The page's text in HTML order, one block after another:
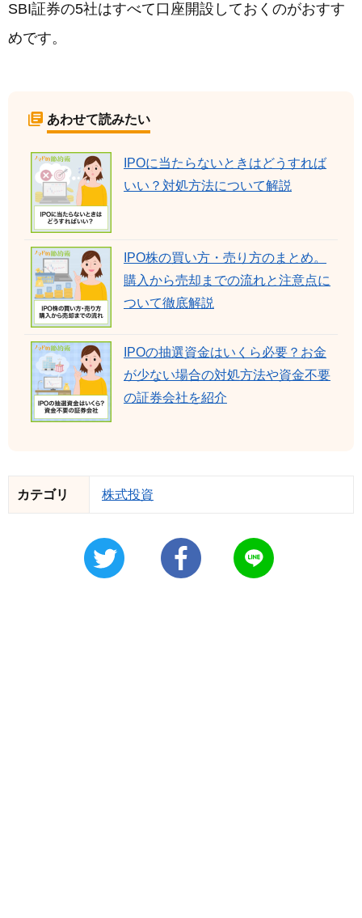
SBI証券の5社はすべて口座開設しておくのがおすす
めです。
あわせて読みたい
IPOに当たらないときはどうすれば
いい？対処方法について解説
IPO株の買い方・売り方のまとめ。
購入から売却までの流れと注意点に
ついて徹底解説
IPOの抽選資金はいくら必要？お金
が少ない場合の対処方法や資金不要
の証券会社を紹介
カテゴリ 株式投資